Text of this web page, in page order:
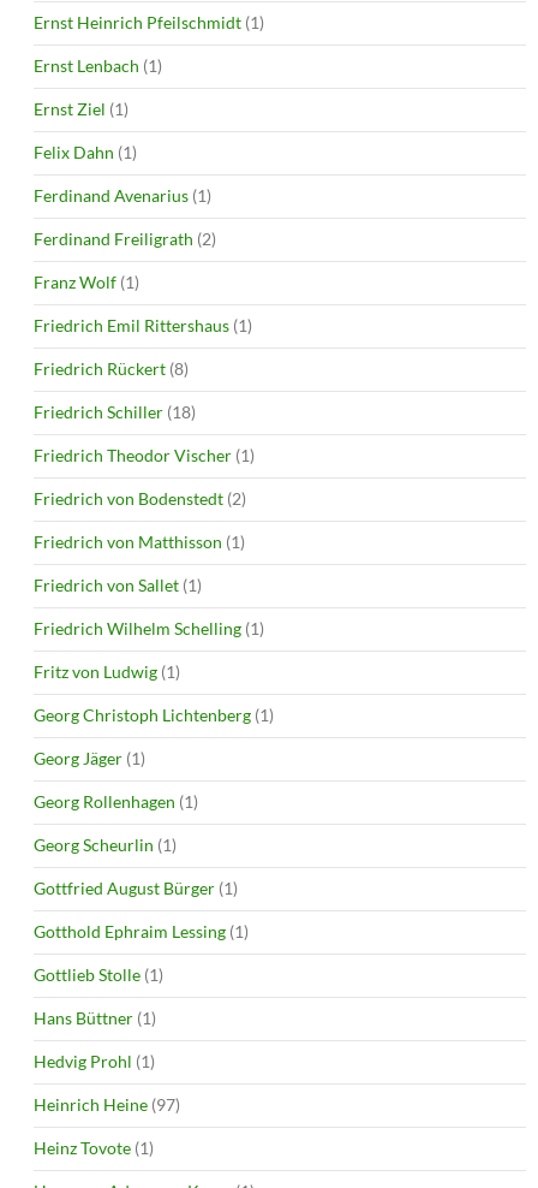
Ernst Heinrich Pfeilschmidt (1)
Ernst Lenbach (1)
Ernst Ziel (1)
Felix Dahn (1)
Ferdinand Avenarius (1)
Ferdinand Freiligrath (2)
Franz Wolf (1)
Friedrich Emil Rittershaus (1)
Friedrich Rückert (8)
Friedrich Schiller (18)
Friedrich Theodor Vischer (1)
Friedrich von Bodenstedt (2)
Friedrich von Matthisson (1)
Friedrich von Sallet (1)
Friedrich Wilhelm Schelling (1)
Fritz von Ludwig (1)
Georg Christoph Lichtenberg (1)
Georg Jäger (1)
Georg Rollenhagen (1)
Georg Scheurlin (1)
Gottfried August Bürger (1)
Gotthold Ephraim Lessing (1)
Gottlieb Stolle (1)
Hans Büttner (1)
Hedvig Prohl (1)
Heinrich Heine (97)
Heinz Tovote (1)